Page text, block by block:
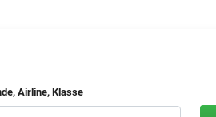
Airline, Klasse